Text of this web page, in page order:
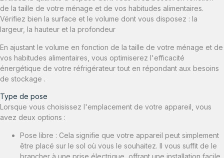
de la taille de votre ménage et de vos habitudes alimentaires.
Vérifiez bien la surface et le volume dont vous disposez : la
largeur, la hauteur et la profondeur
En ajustant le volume en fonction de la taille de votre ménage et de
vos habitudes alimentaires, vous optimiserez l'efficacité
énergétique de votre réfrigérateur tout en répondant aux besoins
de stockage .
Type de pose
Lorsque vous choisissez l'emplacement de votre appareil, vous
avez deux options :
Pose libre : Cela signifie que votre appareil peut simplement
être placé sur le sol où vous le souhaitez. Il vous suffit de le
brancher à une prise électrique, offrant une installation facile